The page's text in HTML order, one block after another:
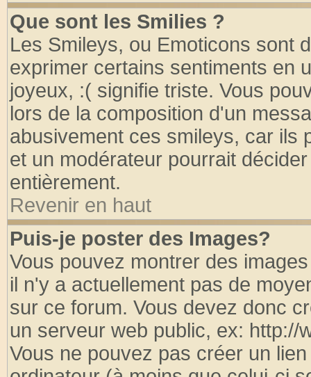
Que sont les Smilies ?
Les Smileys, ou Emoticons sont
exprimer certains sentiments en
joyeux, :( signifie triste. Vous
lors de la composition d'un
abusivement ces smileys, car ils
et un modérateur pourrait
entièrement.
Revenir en haut
Puis-je poster des Images?
Vous pouvez montrer des
il n'y a actuellement pas de
sur ce forum. Vous devez donc
un serveur web public, ex: http://
Vous ne pouvez pas créer un